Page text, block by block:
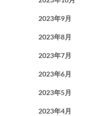
2023年9月
2023年8月
2023年7月
2023年6月
2023年5月
2023年4月